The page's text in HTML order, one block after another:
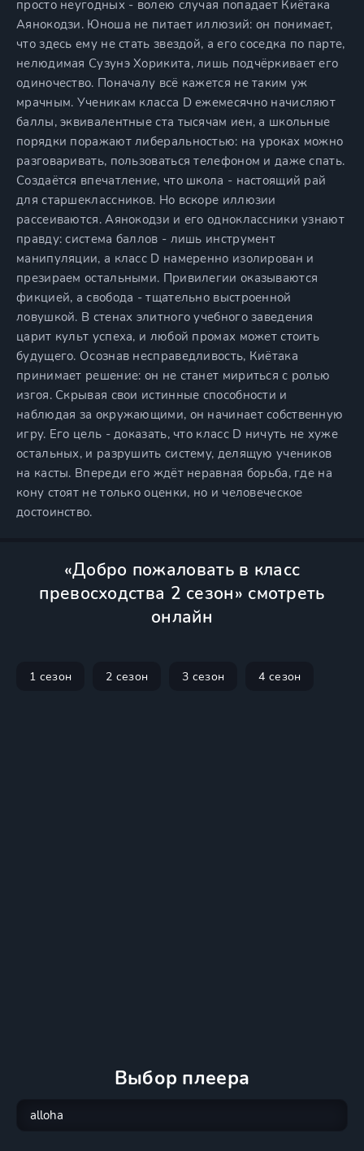
просто неугодных - волею случая попадает Киётака
Аянокодзи. Юноша не питает иллюзий: он понимает,
что здесь ему не стать звездой, а его соседка по парте,
нелюдимая Сузунэ Хорикита, лишь подчёркивает его
одиночество. Поначалу всё кажется не таким уж
мрачным. Ученикам класса D ежемесячно начисляют
баллы, эквивалентные ста тысячам иен, а школьные
порядки поражают либеральностью: на уроках можно
разговаривать, пользоваться телефоном и даже спать.
Создаётся впечатление, что школа - настоящий рай
для старшеклассников. Но вскоре иллюзии
рассеиваются. Аянокодзи и его одноклассники узнают
правду: система баллов - лишь инструмент
манипуляции, а класс D намеренно изолирован и
презираем остальными. Привилегии оказываются
фикцией, а свобода - тщательно выстроенной
ловушкой. В стенах элитного учебного заведения
царит культ успеха, и любой промах может стоить
будущего. Осознав несправедливость, Киётака
принимает решение: он не станет мириться с ролью
изгоя. Скрывая свои истинные способности и
наблюдая за окружающими, он начинает собственную
игру. Его цель - доказать, что класс D ничуть не хуже
остальных, и разрушить систему, делящую учеников
на касты. Впереди его ждёт неравная борьба, где на
кону стоят не только оценки, но и человеческое
достоинство.
«Добро пожаловать в класс
превосходства 2 сезон» смотреть
онлайн
1 сезон 2 сезон 3 сезон 4 сезон
Выбор плеера